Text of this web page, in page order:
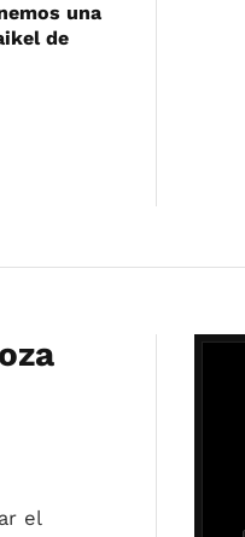
una
de
el